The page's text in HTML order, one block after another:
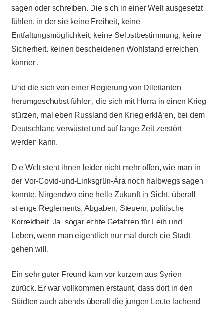
sagen oder schreiben. Die sich in einer Welt ausgesetzt
fühlen, in der sie keine Freiheit, keine
Entfaltungsmöglichkeit, keine Selbstbestimmung, keine
Sicherheit, keinen bescheidenen Wohlstand erreichen
können.
Und die sich von einer Regierung von Dilettanten
herumgeschubst fühlen, die sich mit Hurra in einen Krieg
stürzen, mal eben Russland den Krieg erklären, bei dem
Deutschland verwüstet und auf lange Zeit zerstört
werden kann.
Die Welt steht ihnen leider nicht mehr offen, wie man in
der Vor-Covid-und-Linksgrün-Ära noch halbwegs sagen
konnte. Nirgendwo eine helle Zukunft in Sicht, überall
strenge Reglements, Abgaben, Steuern, politische
Korrektheit. Ja, sogar echte Gefahren für Leib und
Leben, wenn man eigentlich nur mal durch die Stadt
gehen will.
Ein sehr guter Freund kam vor kurzem aus Syrien
zurück. Er war vollkommen erstaunt, dass dort in den
Städten auch abends überall die jungen Leute lachend